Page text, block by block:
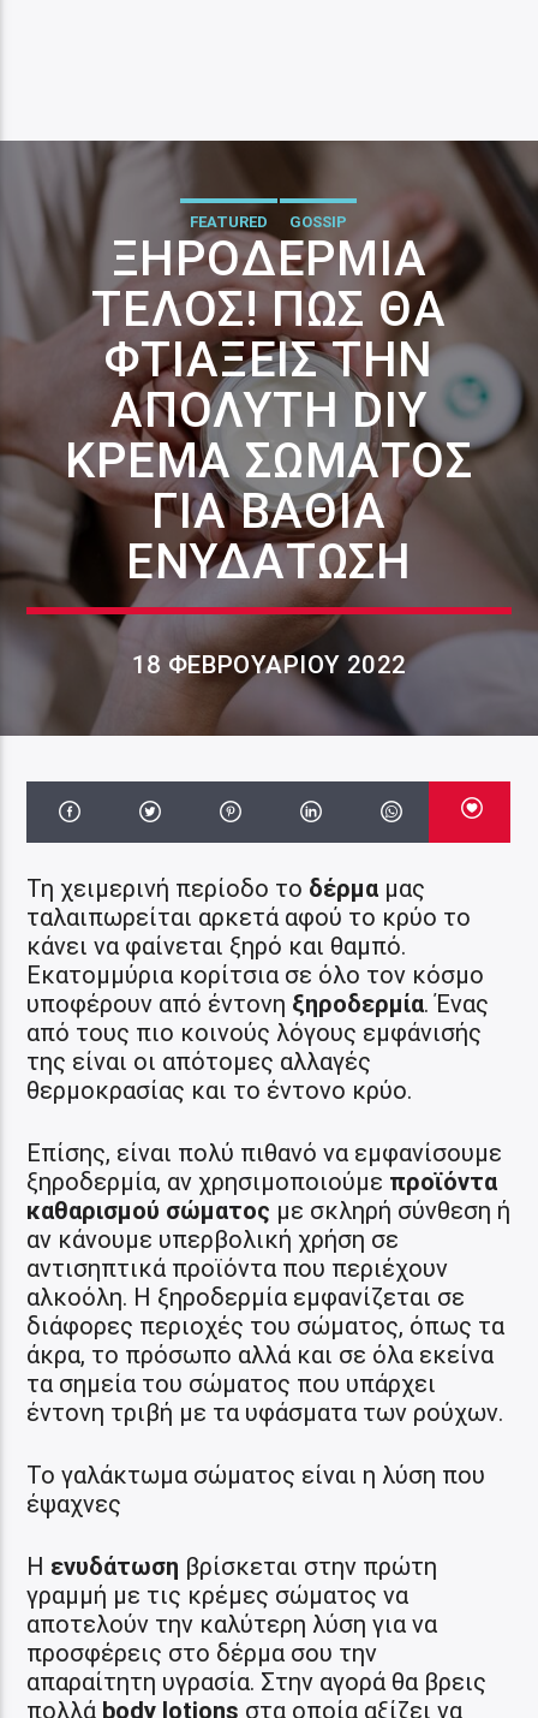
FEATURED GOSSIP
ΞΗΡΟΔΕΡΜΊΑ
ΤΈΛΟΣ! ΠΏΣ ΘΑ
ΦΤΙΆΞΕΙΣ ΤΗΝ
ΑΠΌΛΥΤΗ DIY
ΚΡΈΜΑ ΣΏΜΑΤΟΣ
ΓΙΑ ΒΑΘΙΆ
ΕΝΥΔΆΤΩΣΗ
18 ΦΕΒΡΟΥΑΡΊΟΥ 2022
Τη χειμερινή περίοδο το δέρμα μας
ταλαιπωρείται αρκετά αφού το κρύο το
κάνει να φαίνεται ξηρό και θαμπό.
Εκατομμύρια κορίτσια σε όλο τον κόσμο
υποφέρουν από έντονη ξηροδερμία. Ένας
από τους πιο κοινούς λόγους εμφάνισής
της είναι οι απότομες αλλαγές
θερμοκρασίας και το έντονο κρύο.
Επίσης, είναι πολύ πιθανό να εμφανίσουμε
ξηροδερμία, αν χρησιμοποιούμε προϊόντα
καθαρισμού σώματος με σκληρή σύνθεση ή
αν κάνουμε υπερβολική χρήση σε
αντισηπτικά προϊόντα που περιέχουν
αλκοόλη. Η ξηροδερμία εμφανίζεται σε
διάφορες περιοχές του σώματος, όπως τα
άκρα, το πρόσωπο αλλά και σε όλα εκείνα
τα σημεία του σώματος που υπάρχει
έντονη τριβή με τα υφάσματα των ρούχων.
Το γαλάκτωμα σώματος είναι η λύση που
έψαχνες
Η ενυδάτωση βρίσκεται στην πρώτη
γραμμή με τις κρέμες σώματος να
αποτελούν την καλύτερη λύση για να
προσφέρεις στο δέρμα σου την
απαραίτητη υγρασία. Στην αγορά θα βρεις
πολλά body lotions στα οποία αξίζει να